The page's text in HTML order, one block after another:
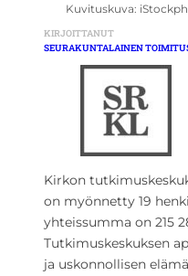
Kuvituskuva:
KIRJOITTANUT
SEURAKUNTALAINEN
Kirkon
on myönnetty 19
yhteissumma on 215
Tutkimuskeskuksen
ja uskonnollisen